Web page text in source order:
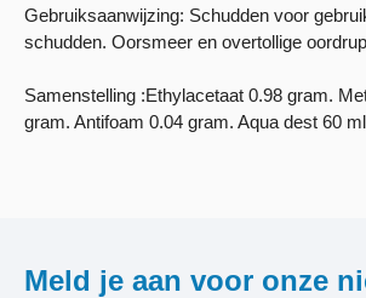
Gebruiksaanwijzing: Schudden voor
schudden. Oorsmeer en overtollige
Samenstelling :Ethylacetaat 0.98 gram.
gram. Antifoam 0.04 gram. Aqua dest 60 ml
Meld je aan voor onze